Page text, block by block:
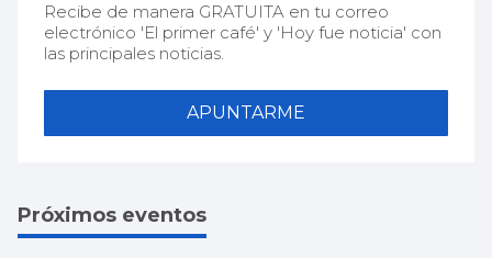
Recibe de manera GRATUITA en tu correo
electrónico 'El primer café' y 'Hoy fue noticia' con
las principales noticias.
APUNTARME
Próximos eventos